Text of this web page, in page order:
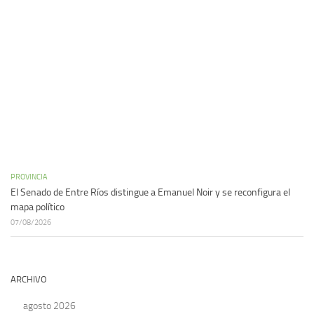
PROVINCIA
El Senado de Entre Ríos distingue a Emanuel Noir y se reconfigura el
mapa político
07/08/2026
ARCHIVO
agosto 2026